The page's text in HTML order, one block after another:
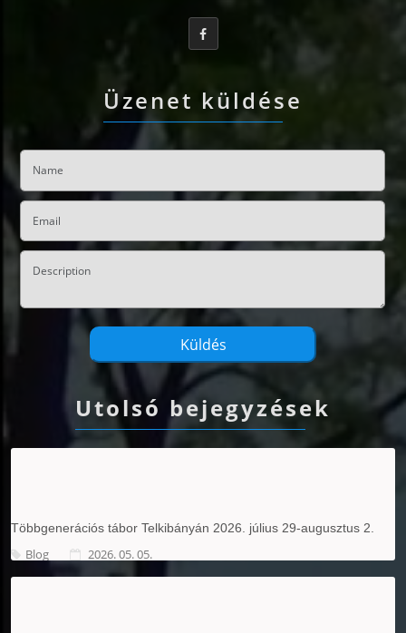
Üzenet küldése
Utolsó bejegyzések
Többgenerációs tábor Telkibányán 2026. július 29-augusztus 2.
Blog 2026. 05. 05.